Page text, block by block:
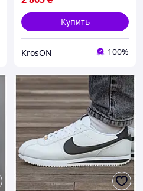
Купить
KrosON 100%